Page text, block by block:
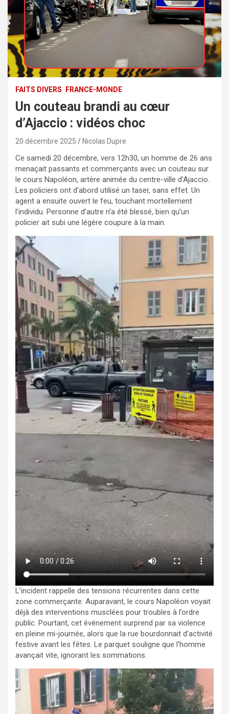
FAITS DIVERS FRANCE-MONDE
Un couteau brandi au cœur
d’Ajaccio : vidéos choc
20 décembre 2025 Nicolas Dupre
Ce samedi 20 décembre, vers 12h30, un homme de 26 ans
menaçait passants et commerçants avec un couteau sur
le cours Napoléon, artère animée du centre-ville d’Ajaccio.
Les policiers ont d’abord utilisé un taser, sans effet. Un
agent a ensuite ouvert le feu, touchant mortellement
l’individu. Personne d’autre n’a été blessé, bien qu’un
policier ait subi une légère coupure à la main.
L’incident rappelle des tensions récurrentes dans cette
zone commerçante. Auparavant, le cours Napoléon voyait
déjà des interventions musclées pour troubles à l’ordre
public. Pourtant, cet événement surprend par sa violence
en pleine mi-journée, alors que la rue bourdonnait d’activité
festive avant les fêtes. Le parquet souligne que l’homme
avançait vite, ignorant les sommations.